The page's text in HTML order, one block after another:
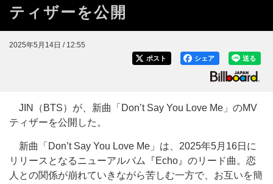
ティザーを公開
2025年5月14日 / 12:55
送る
シェア
ポスト
JIN（BTS）が、新曲「Don’t Say You Love Me」のMV
ティザーを公開した。
新曲「Don’t Say You Love Me」は、2025年5月16日に
リリースとなるニューアルバム『Echo』のリード曲。恋
人との関係が崩れていきながら苦しむ一方で、お互いを簡